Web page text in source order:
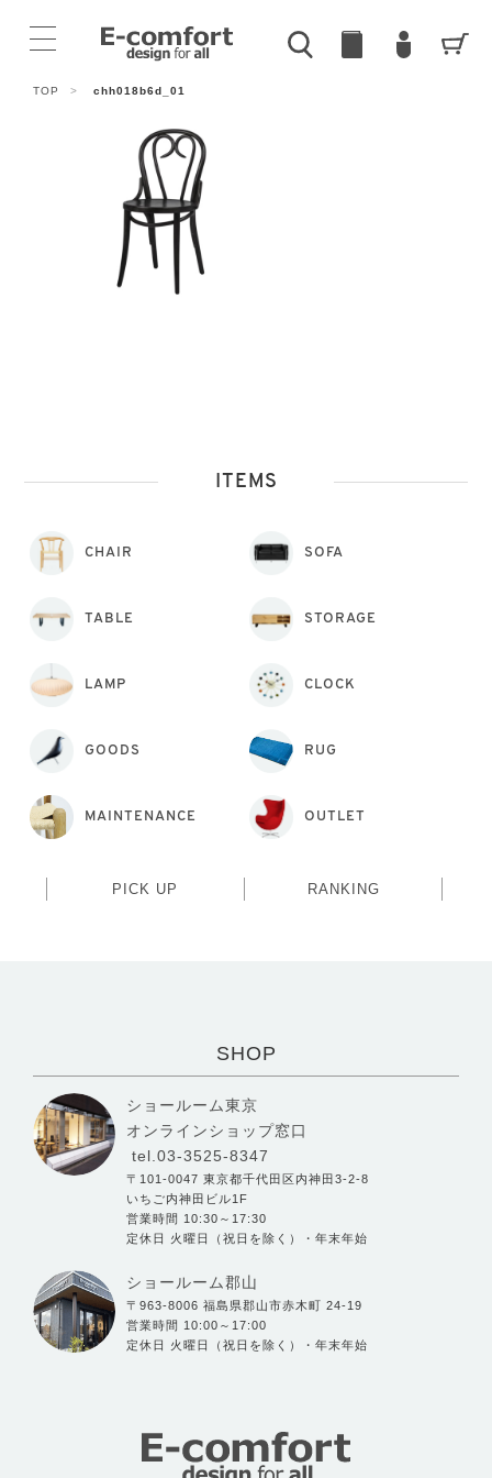
TOP > chh018b6d_01
ITEMS
CHAIR SOFA
TABLE STORAGE
LAMP CLOCK
GOODS RUG
MAINTENANCE OUTLET
PICK UP RANKING
SHOP
ショールーム東京
オンラインショップ窓口
tel.03-3525-8347
〒101-0047 東京都千代田区内神田3-2-8
いちご内神田ビル1F
営業時間 10:30～17:30
定休日 火曜日（祝日を除く）・年末年始
ショールーム郡山
〒963-8006 福島県郡山市赤木町 24-19
営業時間 10:00～17:00
定休日 火曜日（祝日を除く）・年末年始